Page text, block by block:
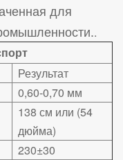
для
.
Результат
0,60-0,70 мм
138 см или (54
дюйма)
230±30